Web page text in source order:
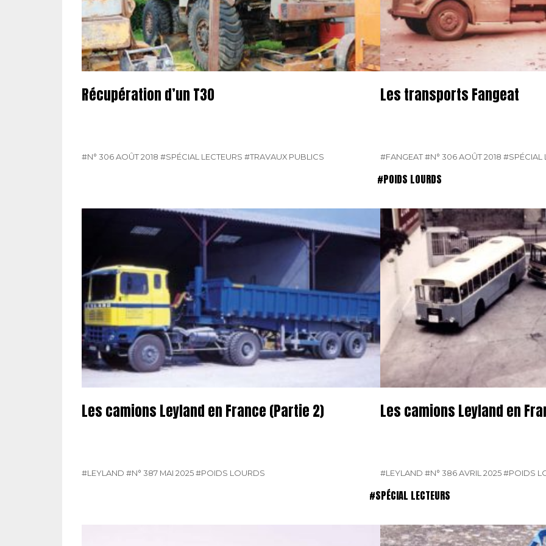
Récupération d’un T30
#N° 306 AOÛT 2018 #SPÉCIAL LECTEURS #TRAVAUX PUBLICS
Les transports Fangeat
#FANGEAT#N° 306 AOÛT 2018 #SPÉCIAL
#POIDS LOURDS
Les camions Leyland en France (Partie 2)
#LEYLAND #N° 387 MAI 2025#POIDS LOURDS
Les camions Leyland en
#LEYLAND #N° 386 AVRIL 2025#POIDS
#SPÉCIAL LECTEURS